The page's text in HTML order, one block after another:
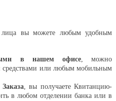
лица вы можете любым удобным
в нашем офисе, можно
средствами или любым мобильным
, вы получаете Квитанцию-
в любом отделении банка или в